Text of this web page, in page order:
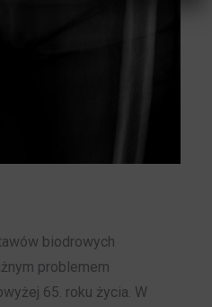
biodrowych
problemem
65. roku życia. W